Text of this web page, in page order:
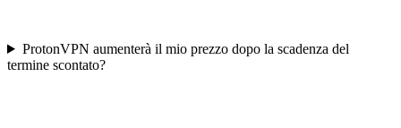
ProtonVPN aumenterà il mio prezzo dopo la scadenza del
termine scontato?